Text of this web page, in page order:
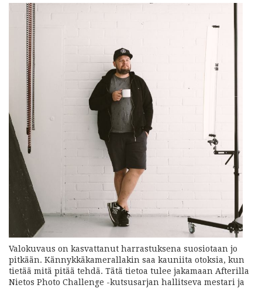
Valokuvaus on kasvattanut harrastuksena suosiotaan jo
pitkään. Kännykkäkamerallakin saa kauniita otoksia, kun
tietää mitä pitää tehdä. Tätä tietoa tulee jakamaan Afterilla
Nietos Photo Challenge -kutsusarjan hallitseva mestari ja